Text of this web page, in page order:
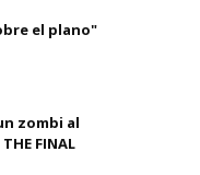
el plano"
zombi al
FINAL